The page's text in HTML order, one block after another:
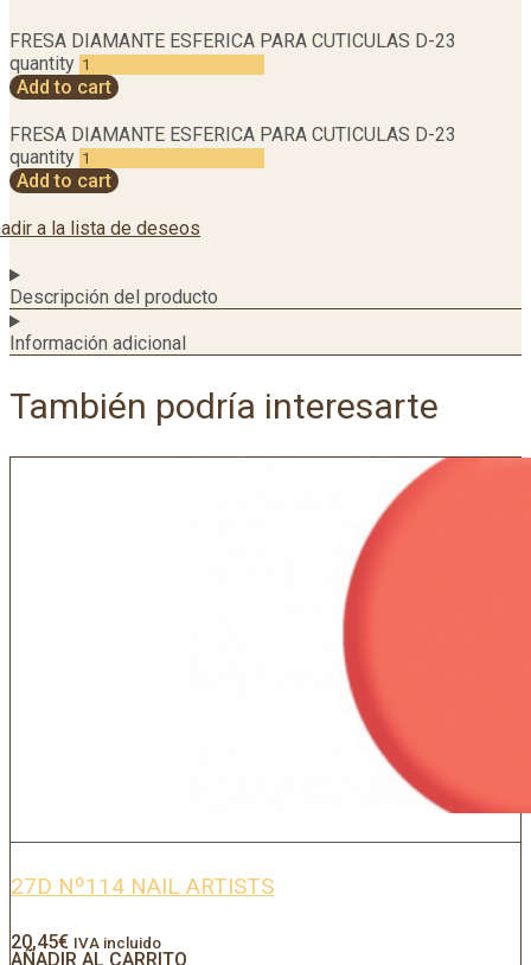
FRESA DIAMANTE ESFERICA PARA CUTICULAS D-23
quantity
Add to cart
FRESA DIAMANTE ESFERICA PARA CUTICULAS D-23
quantity
Add to cart
a la lista de deseos
Descripción del producto
Información adicional
También podría interesarte
27D Nº114 NAIL ARTISTS
20,45€ IVA incluido
AÑADIR AL CARRITO